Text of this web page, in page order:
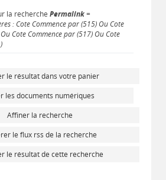
la recherche Permalink=
: Cote Commence par (515) Ou Cote
Cote Commence par (517) Ou Cote
le résultat dans votre panier
les documents numériques
Affiner la recherche
le flux rss de la recherche
le résultat de cette recherche